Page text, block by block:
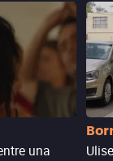
una